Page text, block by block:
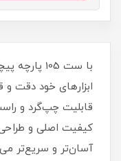
با ست 105
ابزارهای خود دقت
قابلیت چپ‌گرد و
کیفیت اصلی و طراحی
آسان‌تر و سریع‌تر